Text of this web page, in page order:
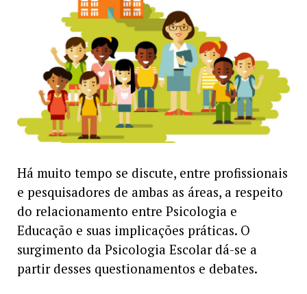
Há muito tempo se discute, entre profissionais
e pesquisadores de ambas as áreas, a respeito
do relacionamento entre Psicologia e
Educação e suas implicações práticas. O
surgimento da Psicologia Escolar dá-se a
partir desses questionamentos e debates.